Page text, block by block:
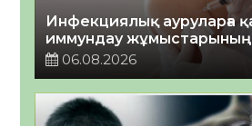
Инфекциялық ауруларға
иммундау жұмыстарының
06.08.2026